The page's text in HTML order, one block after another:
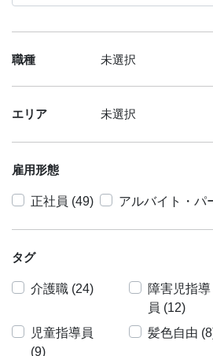
職種 未選択
エリア 未選択
雇用形態
正社員 (49) アルバイト・パ
タグ
介護職 (24)
障害児指導
員 (12)
児童指導員
(9)
髪色自由